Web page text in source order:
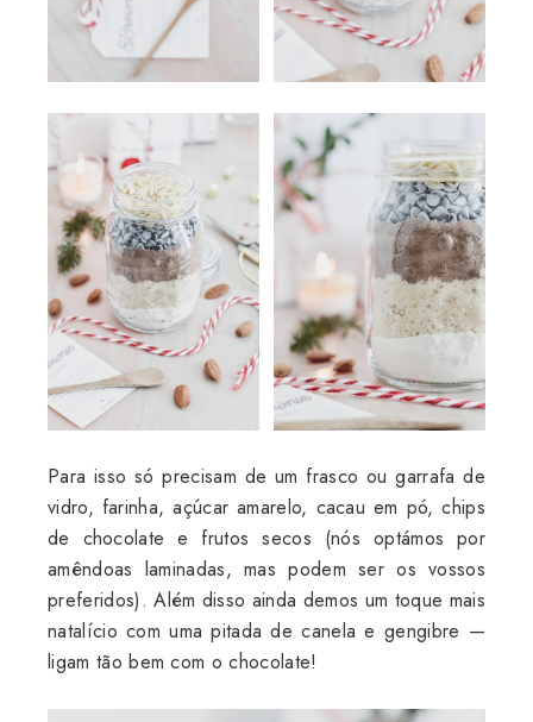
Para isso só precisam de um frasco ou garrafa de
vidro, farinha, açúcar amarelo, cacau em pó, chips
de chocolate e frutos secos (nós optámos por
amêndoas laminadas, mas podem ser os vossos
preferidos). Além disso ainda demos um toque mais
natalício com uma pitada de canela e gengibre —
ligam tão bem com o chocolate!